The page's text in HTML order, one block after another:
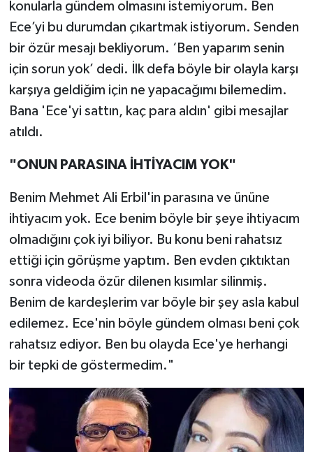
konularla gündem olmasını istemiyorum. Ben
Ece’yi bu durumdan çıkartmak istiyorum. Senden
bir özür mesajı bekliyorum. ‘Ben yaparım senin
için sorun yok’ dedi. İlk defa böyle bir olayla karşı
karşıya geldiğim için ne yapacağımı bilemedim.
Bana 'Ece'yi sattın, kaç para aldın' gibi mesajlar
atıldı.
"ONUN PARASINA İHTİYACIM YOK"
Benim Mehmet Ali Erbil'in parasına ve ününe
ihtiyacım yok. Ece benim böyle bir şeye ihtiyacım
olmadığını çok iyi biliyor. Bu konu beni rahatsız
ettiği için görüşme yaptım. Ben evden çıktıktan
sonra videoda özür dilenen kısımlar silinmiş.
Benim de kardeşlerim var böyle bir şey asla kabul
edilemez. Ece'nin böyle gündem olması beni çok
rahatsız ediyor. Ben bu olayda Ece'ye herhangi
bir tepki de göstermedim."